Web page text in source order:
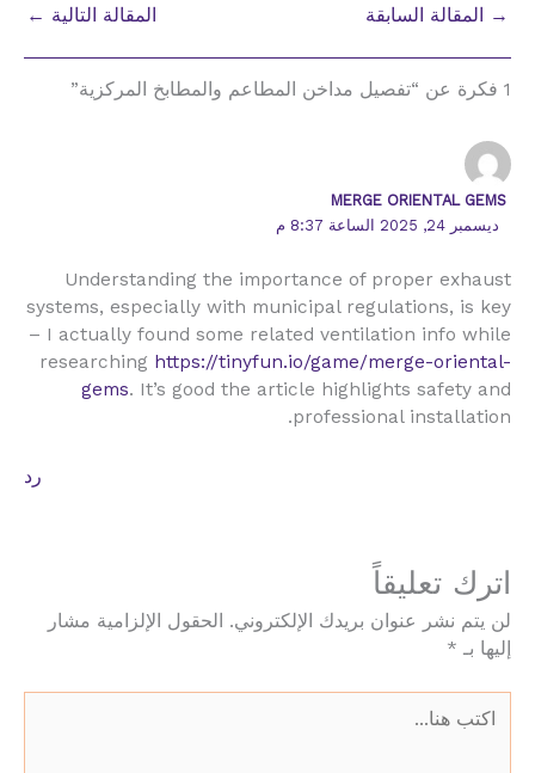
→ المقالة السابقة المقالة التالية ←
1 فكرة عن “تفصيل مداخن المطاعم والمطابخ المركزية”
MERGE ORIENTAL GEMS
ديسمبر 24, 2025 الساعة 8:37 م
Understanding the importance of proper exhaust
systems, especially with municipal regulations, is key
– I actually found some related ventilation info while
researching https://tinyfun.io/game/merge-oriental-
gems. It’s good the article highlights safety and
professional installation.
رد
اترك تعليقاً
لن يتم نشر عنوان بريدك الإلكتروني.
الحقول الإلزامية مشار
إليها بـ *
هنا...